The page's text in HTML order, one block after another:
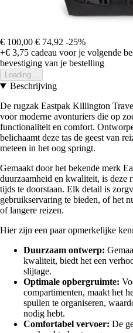
€ 100,00 € 74,92 -25%
+€ 3,75 cadeau voor je volgende
bevestiging van je bestelling
Loading...
Beschrijving
De rugzak Eastpak Killington
voor moderne avonturiers die op
functionaliteit en comfort.
belichaamt deze tas de geest van
meteen in het oog springt.
Gemaakt door het bekende merk
duurzaamheid en kwaliteit, is deze
tijds te doorstaan. Elk detail is
gebruikservaring te bieden, of het
of langere reizen.
Hier zijn een paar opmerkelijke
Duurzaam ontwerp:
kwaliteit, biedt het een
slijtage.
Optimale opbergruimte:
compartimenten, maakt het
spullen te organiseren,
nodig hebt.
Comfortabel vervoer: De